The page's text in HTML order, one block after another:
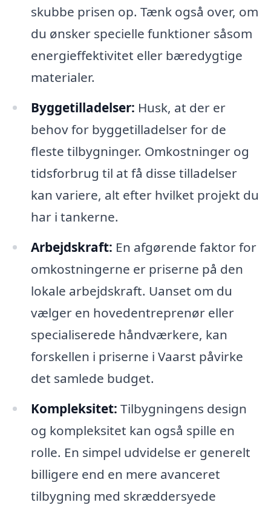
skubbe prisen op. Tænk også over, om
du ønsker specielle funktioner såsom
energieffektivitet eller bæredygtige
materialer.
Byggetilladelser: Husk, at der er
behov for byggetilladelser for de
fleste tilbygninger. Omkostninger og
tidsforbrug til at få disse tilladelser
kan variere, alt efter hvilket projekt du
har i tankerne.
Arbejdskraft: En afgørende faktor for
omkostningerne er priserne på den
lokale arbejdskraft. Uanset om du
vælger en hovedentreprenør eller
specialiserede håndværkere, kan
forskellen i priserne i Vaarst påvirke
det samlede budget.
Kompleksitet: Tilbygningens design
og kompleksitet kan også spille en
rolle. En simpel udvidelse er generelt
billigere end en mere avanceret
tilbygning med skræddersyede